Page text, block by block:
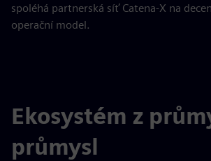
spoléhá partnerská síť Catena-X na
operační model.
Ekosystém z
průmysl